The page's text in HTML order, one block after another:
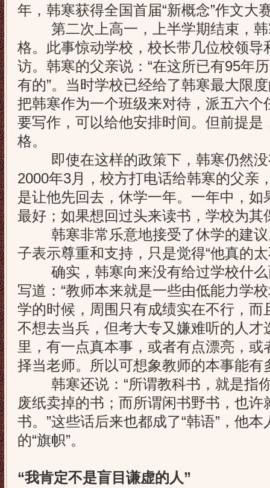
年，韩寒获得全国首届“新概念”作文大
第二次上高一，上半学期结束，韩
格。此事惊动学校，校长带几位校领导
访。韩寒的父亲说：“在这所已有95年
有的”。当时学校已经给了韩寒最大限
把韩寒作为一个班级来对待，派五六个
要写作，可以给他安排时间。但前提是
格。
即使在这样的政策下，韩寒仍然没
2000年3月，校方打电话给韩寒的父亲
是让他先回去，休学一年。一年中，
最好；如果想回过头来读书，学校为其
韩寒非常乐意地接受了休学的建议
子表示尊重和支持，只是觉得“他真的
确实，韩寒向来没有给过学校什么
写道：“教师本来就是一些由低能力学
学的时候，周围只有成绩实在不行，而
不想去当兵，但考大专又嫌难听的人才
里，有一点真本事，或者有点漂亮，
择当老师。所以可想象教师的本事能有
韩寒还说：“所谓教科书，就是指
废纸卖掉的书；而所谓闲书野书，也
书。”这些话后来也都成了“韩语”，他
的“旗帜”。
“我肯定不是盲目谦虚的人”